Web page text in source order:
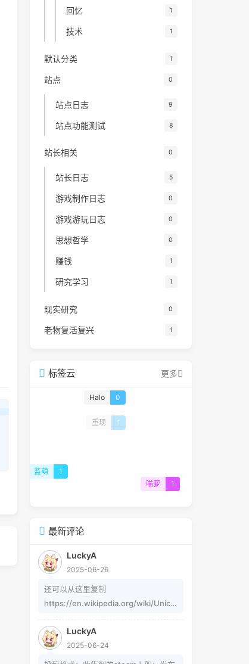
回忆 1
技术 1
默认分类 1
站点 0
站点日志 9
站点功能测试 8
站长相关 0
站长日志 5
游戏制作日志 0
游戏游玩日志 0
思想哲学 0
赚钱 1
研究学习 1
现实研究 0
老物复活复兴 1
标签云 更多
Halo 0
喵萝 1
重现 1
蓝萌 1
最新评论
LuckyA
2025-06-26
还可以从这里复制
https://en.wikipedia.org/wiki/Unico
个其实是字符，不懂编码的人，可以用
这个网站生成
https://www.jiuwa.net/xzm/ 相关问
LuckyA
2025-06-24